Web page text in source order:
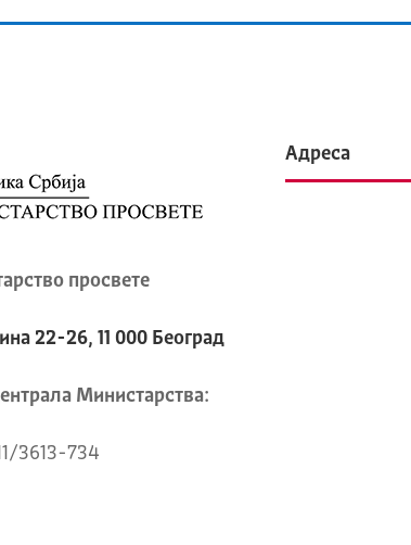
просвете
22-26, 11 000 Београд
Mинистарства:
3613-734
Адреса